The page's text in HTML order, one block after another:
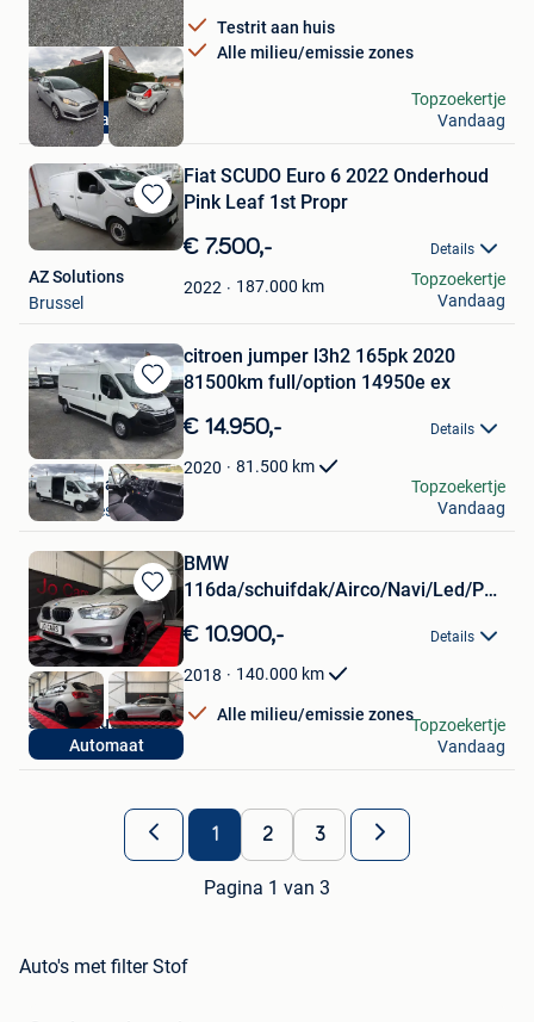
Garantie
Testrit aan huis
Alle milieu/emissie zones
GL CAR CLEANING
Lommel
Topzoekertje
Vandaag
Bewaren
Favorieten
Fiat SCUDO Euro 6 2022 Onderhoud
Pink Leaf 1st Propr
€ 7.500,- Details
2022 187.000 km
AZ Solutions
Brussel
Topzoekertje
Vandaag
Bewaren
in
Mijn
Favorieten
citroen jumper l3h2 165pk 2020
81500km full/option 14950e ex
€ 14.950,- Details
2020 81.500 km
Sneyers Hans
Linter-Drieslinter
Topzoekertje
Vandaag
Bewaren
in
Mijn
Favorieten
Automaat
BMW
116da/schuifdak/Airco/Navi/Led/Pdc/
€ 10.900,- Details
2018 140.000 km
Alle milieu/emissie zones
Jo Cars Autoshop
Oostham
Topzoekertje
Vandaag
1 2 3
Pagina 1 van 3
Auto's met filter Stof